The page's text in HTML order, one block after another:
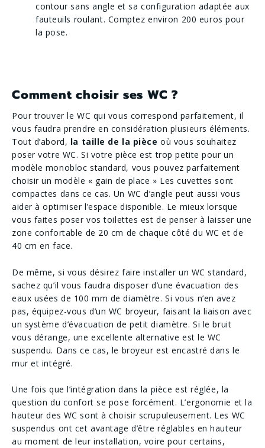
contour sans angle et sa configuration adaptée aux
fauteuils roulant. Comptez environ 200 euros pour
la pose.
Comment choisir ses WC ?
Pour trouver le WC qui vous correspond parfaitement, il
vous faudra prendre en considération plusieurs éléments.
Tout d’abord, la taille de la pièce où vous souhaitez
poser votre WC. Si votre pièce est trop petite pour un
modèle monobloc standard, vous pouvez parfaitement
choisir un modèle « gain de place » Les cuvettes sont
compactes dans ce cas. Un WC d’angle peut aussi vous
aider à optimiser l’espace disponible. Le mieux lorsque
vous faites poser vos toilettes est de penser à laisser une
zone confortable de 20 cm de chaque côté du WC et de
40 cm en face.
De même, si vous désirez faire installer un WC standard,
sachez qu’il vous faudra disposer d’une évacuation des
eaux usées de 100 mm de diamètre. Si vous n’en avez
pas, équipez-vous d’un WC broyeur, faisant la liaison avec
un système d’évacuation de petit diamètre. Si le bruit
vous dérange, une excellente alternative est le WC
suspendu. Dans ce cas, le broyeur est encastré dans le
mur et intégré.
Une fois que l’intégration dans la pièce est réglée, la
question du confort se pose forcément. L’ergonomie et la
hauteur des WC sont à choisir scrupuleusement. Les WC
suspendus ont cet avantage d’être réglables en hauteur
au moment de leur installation, voire pour certains,